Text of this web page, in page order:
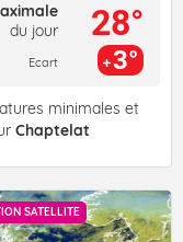
du jour
Ecart
28°
3°
minimales et
Chaptelat
SATELLITE